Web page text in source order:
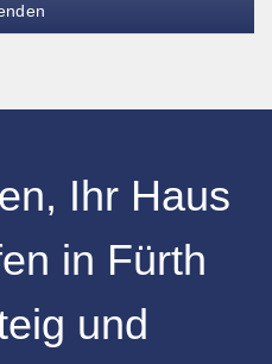
Ihr Haus
in Fürth
und